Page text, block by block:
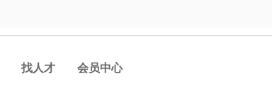
找人才 会员中心